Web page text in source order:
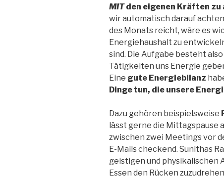
MITden eigenen Kräften zu
wir automatisch darauf
des Monats reicht, wäre es
Energiehaushalt zu
sind. Die Aufgabe besteht
Tätigkeiten uns Energie
Eine gute Energiebilanz
Dinge tun, die unsere
Dazu gehören beispielsweise
lässt gerne die Mittagspause
zwischen zwei Meetings vor
E-Mails checkend. Sunithas
geistigen und physikalischen
Essen den Rücken